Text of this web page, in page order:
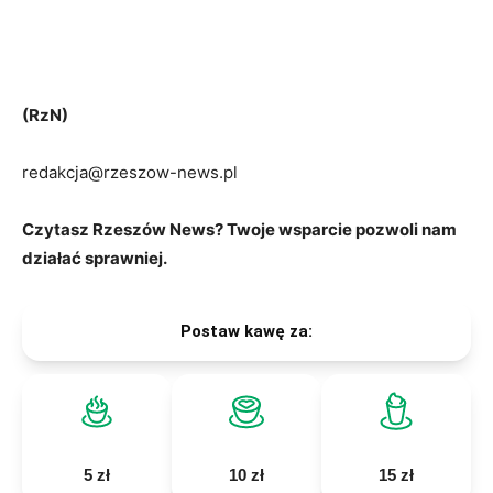
(RzN)
redakcja@rzeszow-news.pl
Czytasz Rzeszów News? Twoje wsparcie pozwoli nam
działać sprawniej.
Postaw kawę za:
5 zł 10 zł 15 zł